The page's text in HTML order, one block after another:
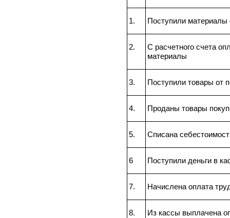
1. Поступили материалы
2.
С расчетного счета
материалы
3. Поступили товары от
4. Проданы товары
5. Списана
6 Поступили деньги в
7. Начислена оплата
8. Из кассы выплачена